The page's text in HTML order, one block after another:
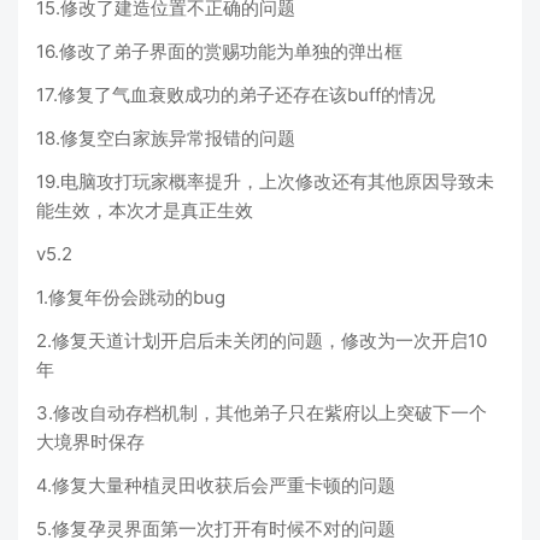
15.修改了建造位置不正确的问题
16.修改了弟子界面的赏赐功能为单独的弹出框
17.修复了气血衰败成功的弟子还存在该buff的情况
18.修复空白家族异常报错的问题
19.电脑攻打玩家概率提升，上次修改还有其他原因导致未
能生效，本次才是真正生效
v5.2
1.修复年份会跳动的bug
2.修复天道计划开启后未关闭的问题，修改为一次开启10
年
3.修改自动存档机制，其他弟子只在紫府以上突破下一个
大境界时保存
4.修复大量种植灵田收获后会严重卡顿的问题
5.修复孕灵界面第一次打开有时候不对的问题